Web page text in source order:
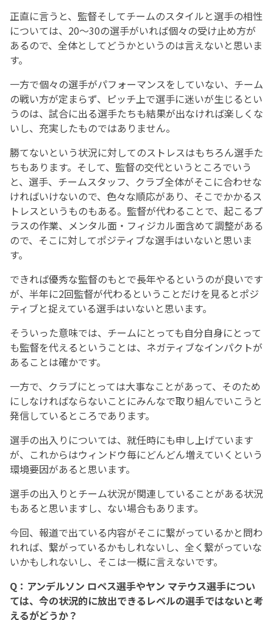
正直に言うと、監督そしてチームのスタイルと選手の相性
については、20～30の選手がいれば個々の受け止め方が
あるので、全体としてどうかというのは言えないと思いま
す。
一方で個々の選手がパフォーマンスをしていない、チーム
の戦い方が定まらず、ピッチ上で選手に迷いが生じるとい
うのは、試合に出る選手たちも結果が出なければ楽しくな
いし、充実したものではありません。
勝てないという状況に対してのストレスはもちろん選手た
ちもあります。そして、監督の交代というところでいう
と、選手、チームスタッフ、クラブ全体がそこに合わせな
ければいけないので、色々な順応があり、そこでかかるス
トレスというものもある。監督が代わることで、起こるプ
ラスの作業、メンタル面・フィジカル面含めて調整がある
ので、そこに対してポジティブな選手はいないと思いま
す。
できれば優秀な監督のもとで長年やるというのが良いです
が、半年に2回監督が代わるということだけを見るとポジ
ティブと捉えている選手はいないと思います。
そういった意味では、チームにとっても自分自身にとって
も監督を代えるということは、ネガティブなインパクトが
あることは確かです。
一方で、クラブにとっては大事なことがあって、そのため
にしなければならないことにみんなで取り組んでいこうと
発信しているところであります。
選手の出入りについては、就任時にも申し上げています
が、これからはウィンドウ毎にどんどん増えていくという
環境要因があると思います。
選手の出入りとチーム状況が関連していることがある状況
もあると思いますし、ない場合もあります。
今回、報道で出ている内容がそこに繋がっているかと問わ
れれば、繋がっているかもしれないし、全く繋がっていな
いかもしれないし、そこは一概に言えないです。
Q：アンデルソン ロペス選手やヤン マテウス選手につい
ては、今の状況的に放出できるレベルの選手ではないと考
えるがどうか？